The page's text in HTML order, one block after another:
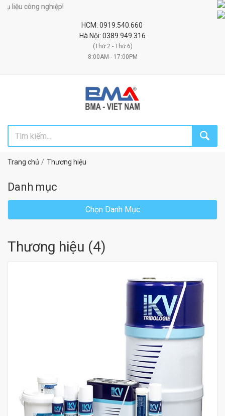
công nghiệp!
HCM: 0919.540.660
Hà Nội: 0389.949.316
(Thứ 2 - Thứ 6)
8:00AM - 17:00PM
Trang chủ Thương hiệu
Danh mục
Chọn Danh Mục
Thương hiệu (4)